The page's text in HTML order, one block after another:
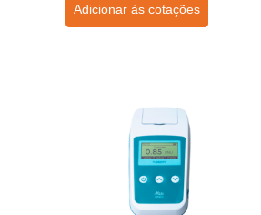
Adicionar às cotações